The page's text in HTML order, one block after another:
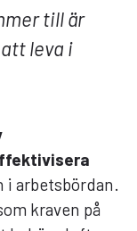
till är
leva i
i arbetsbördan.
kraven på